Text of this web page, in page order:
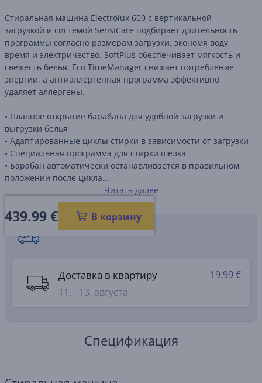
Стиральная машина Electrolux 600 с вертикальной
загрузкой и системой SensiCare подбирает длительность
программы согласно размерам загрузки, экономя воду,
время и электричество. SoftPlus обеспечивает мягкость и
свежесть белья, Eco TimeManager снижает потребление
энергии, а антиаллергенная программа эффективно
удаляет аллергены.
• Плавное открытие барабана для удобной загрузки и
выгрузки белья
• Адаптированные циклы стирки в зависимости от загрузки
• Специальная программа для стирки шелка
• Барабан автоматически останавливается в правильном
положении после цикла
Читать далее
439.99€ В корзину
Способы доставки
Доставка в квартиру
11. - 13. августа
19.99 €
Спецификация